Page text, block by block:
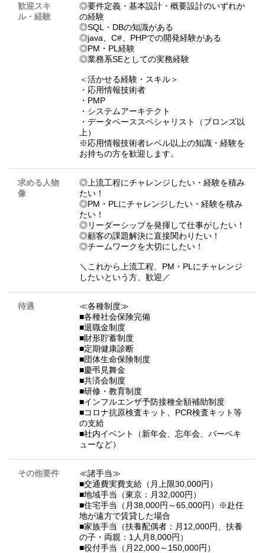
歓迎スキ
ル・経験
◎要件定義・基本設計・概要設計のいずれか
の経験
◎SQL・DBの知識がある
◎java、C#、PHPでの開発経験がある
◎PM・PL経験
◎業務系SEとしての実務経験
＜活かせる経験・スキル＞
・応用情報技術者
・PMP
・システムアーキテクト
・データベーススペシャリスト（ブロンズ以
上）
※応用情報技術者レベル以上の知識・経験を
お持ちの方を歓迎します。
求める人物
像
◎上流工程にチャレンジしたい・経験を積み
たい！
◎PM・PLにチャレンジしたい・経験を積み
たい！
◎リーダーシップを発揮して仕事がしたい！
◎顧客の課題解決に直接関わりたい！
◎チームワークを大切にしたい！
＼これから上流工程、PM・PLにチャレンジ
したいという方、歓迎／
待遇
≪各種制度≫
■各種社会保険完備
■退職金制度
■財形貯蓄制度
■定期健康診断
■団体生命保険制度
■慶弔見舞金
■共済会制度
■研修・教育制度
■インフルエンザ予防接種全額補助制度
■コロナ抗原検査キット、PCR検査キット等
の支給
■社内イベント（新年会、忘年会、バーベキ
ューなど）
その他要件
≪諸手当≫
■交通費実費支給（月上限30,000円）
■地域手当（東京：月32,000円）
■住宅手当（月38,000円～65,000円）※赴任
地が遠方で賃貸した場合
■家族手当（扶養配偶者：月12,000円、扶養
の子・両親：1人月8,000円）
■役付手当（月22,000～150,000円）